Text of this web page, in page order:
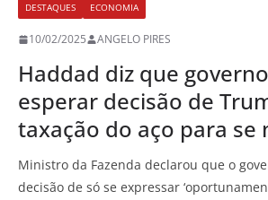
DESTAQUES ECONOMIA
10/02/2025 ANGELO PIRES
Haddad diz que
esperar decisão de
taxação do aço para se
Ministro da Fazenda declarou que o
decisão de só se expressar